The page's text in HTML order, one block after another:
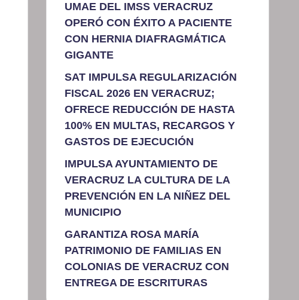
UMAE DEL IMSS VERACRUZ
OPERÓ CON ÉXITO A PACIENTE
CON HERNIA DIAFRAGMÁTICA
GIGANTE
SAT IMPULSA REGULARIZACIÓN
FISCAL 2026 EN VERACRUZ;
OFRECE REDUCCIÓN DE HASTA
100% EN MULTAS, RECARGOS Y
GASTOS DE EJECUCIÓN
IMPULSA AYUNTAMIENTO DE
VERACRUZ LA CULTURA DE LA
PREVENCIÓN EN LA NIÑEZ DEL
MUNICIPIO
GARANTIZA ROSA MARÍA
PATRIMONIO DE FAMILIAS EN
COLONIAS DE VERACRUZ CON
ENTREGA DE ESCRITURAS